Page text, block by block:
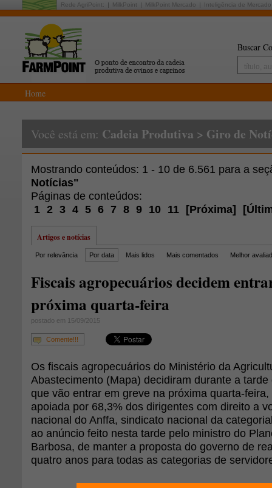
Rede AgriPoint: MilkPoint MilkPoint Mercado Inteligência de Mercado
Buscar
Home
Você está em: Cadeia Produtiva > Giro de
Mostrando conteúdos: 1 - 10 de 6.561 para a
Notícias"
Páginas de conteúdos:
1 2 3 4 5 6 7 8 9 10 11 [Próxima] [
Artigos e notícias
Por relevância Por data Mais lidos Mais comentados Melhor
Fiscais agropecuários decidem
próxima quarta-feira
postado em 15/09/2015
Comente!!!
Os fiscais agropecuários do Ministério da
Abastecimento (Mapa) decidiram durante a
que vão entrar em greve na próxima quarta-
apoiada por 68,3% dos dirigentes com direito a
nacional do Anffa, sindicato nacional da
ao anúncio feito nesta tarde pelo ministro do
Barbosa, de manter a proposta do governo de
quatro anos para todas as categorias de